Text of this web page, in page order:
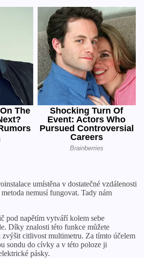
umístěna v dostatečné vzdálenosti
nemusí fungovat. Tady nám
pod napětím vytváří kolem sebe
Díky znalosti této funkce můžete
zvýšit citlivost multimetru. Za tímto účelem
sondu do cívky a v této poloze ji
pásky.